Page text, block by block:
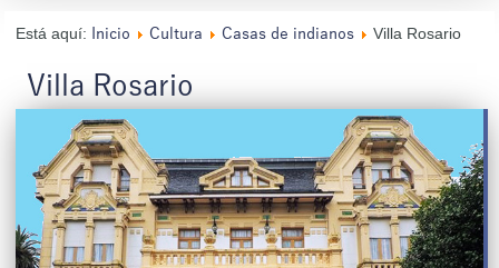
Está aquí: Inicio Cultura Casas de indianos Villa Rosario
Villa Rosario